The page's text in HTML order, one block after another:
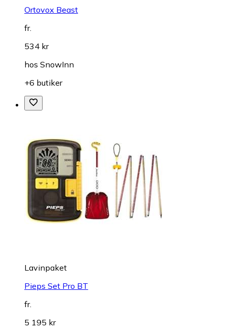
Ortovox Beast
fr.
534 kr
hos SnowInn
+6 butiker
Lavinpaket
Pieps Set Pro BT
fr.
5 195 kr